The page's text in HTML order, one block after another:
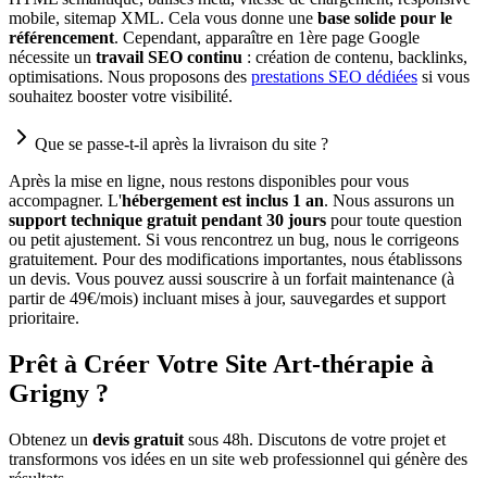
mobile, sitemap XML. Cela vous donne une base solide pour le
référencement. Cependant, apparaître en 1ère page Google
nécessite un travail SEO continu : création de contenu, backlinks,
optimisations. Nous proposons des prestations SEO dédiées si vous
souhaitez booster votre visibilité.
Que se passe-t-il après la livraison du site ?
Après la mise en ligne, nous restons disponibles pour vous
accompagner. L'hébergement est inclus 1 an. Nous assurons un
support technique gratuit pendant 30 jours pour toute question
ou petit ajustement. Si vous rencontrez un bug, nous le corrigeons
gratuitement. Pour des modifications importantes, nous établissons
un devis. Vous pouvez aussi souscrire à un forfait maintenance (à
partir de 49€/mois) incluant mises à jour, sauvegardes et support
prioritaire.
Prêt à Créer Votre Site Art-thérapie à
Grigny ?
Obtenez un devis gratuit sous 48h. Discutons de votre projet et
transformons vos idées en un site web professionnel qui génère des